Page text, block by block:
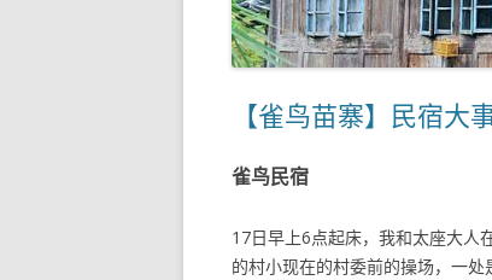
【雀鸟苗寨】民宿大
雀鸟民宿
17日早上6点起床，我和太座大人
的村小现在的村委前的操场，一处